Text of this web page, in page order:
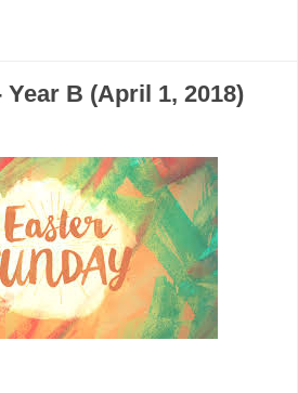
B (April 1, 2018)